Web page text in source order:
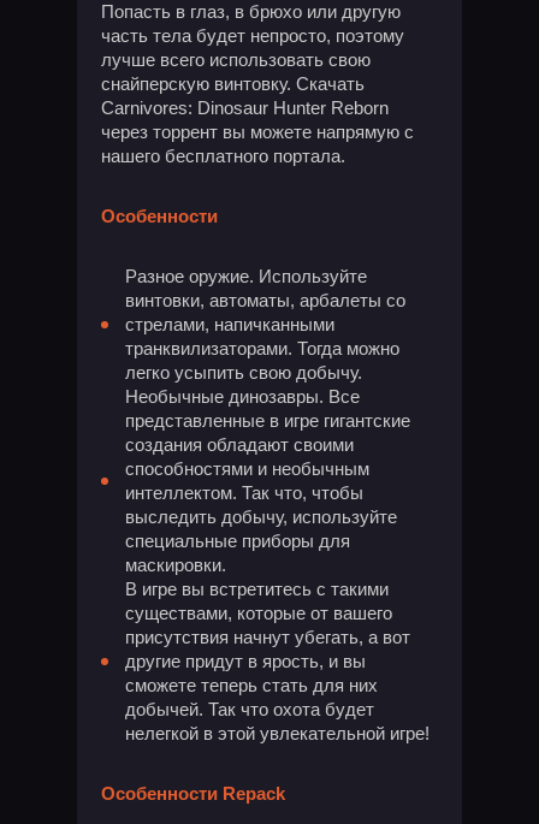
Попасть в глаз, в брюхо или другую
часть тела будет непросто, поэтому
лучше всего использовать свою
снайперскую винтовку. Скачать
Carnivores: Dinosaur Hunter Reborn
через торрент вы можете напрямую с
нашего бесплатного портала.
Особенности
Разное оружие. Используйте
винтовки, автоматы, арбалеты со
стрелами, напичканными
транквилизаторами. Тогда можно
легко усыпить свою добычу.
Необычные динозавры. Все
представленные в игре гигантские
создания обладают своими
способностями и необычным
интеллектом. Так что, чтобы
выследить добычу, используйте
специальные приборы для
маскировки.
В игре вы встретитесь с такими
существами, которые от вашего
присутствия начнут убегать, а вот
другие придут в ярость, и вы
сможете теперь стать для них
добычей. Так что охота будет
нелегкой в этой увлекательной игре!
Особенности Repack